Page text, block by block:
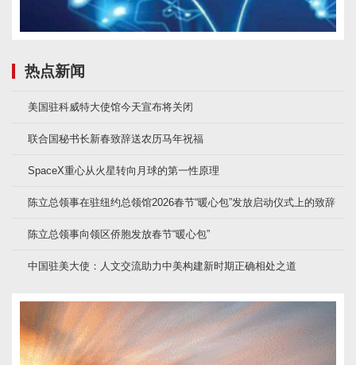
热点新闻
美国驻科威特大使馆今天宣布将关闭
联合国秘书长新春致辞送农历马年祝福
SpaceX重心从火星转向月球的第一性原理
陈立总领事在驻纽约总领馆2026春节“暖心包”发放启动仪式上的致辞
陈立总领事向领区侨胞发放春节“暖心包”
中国驻美大使：人文交流助力中美构建新时期正确相处之道